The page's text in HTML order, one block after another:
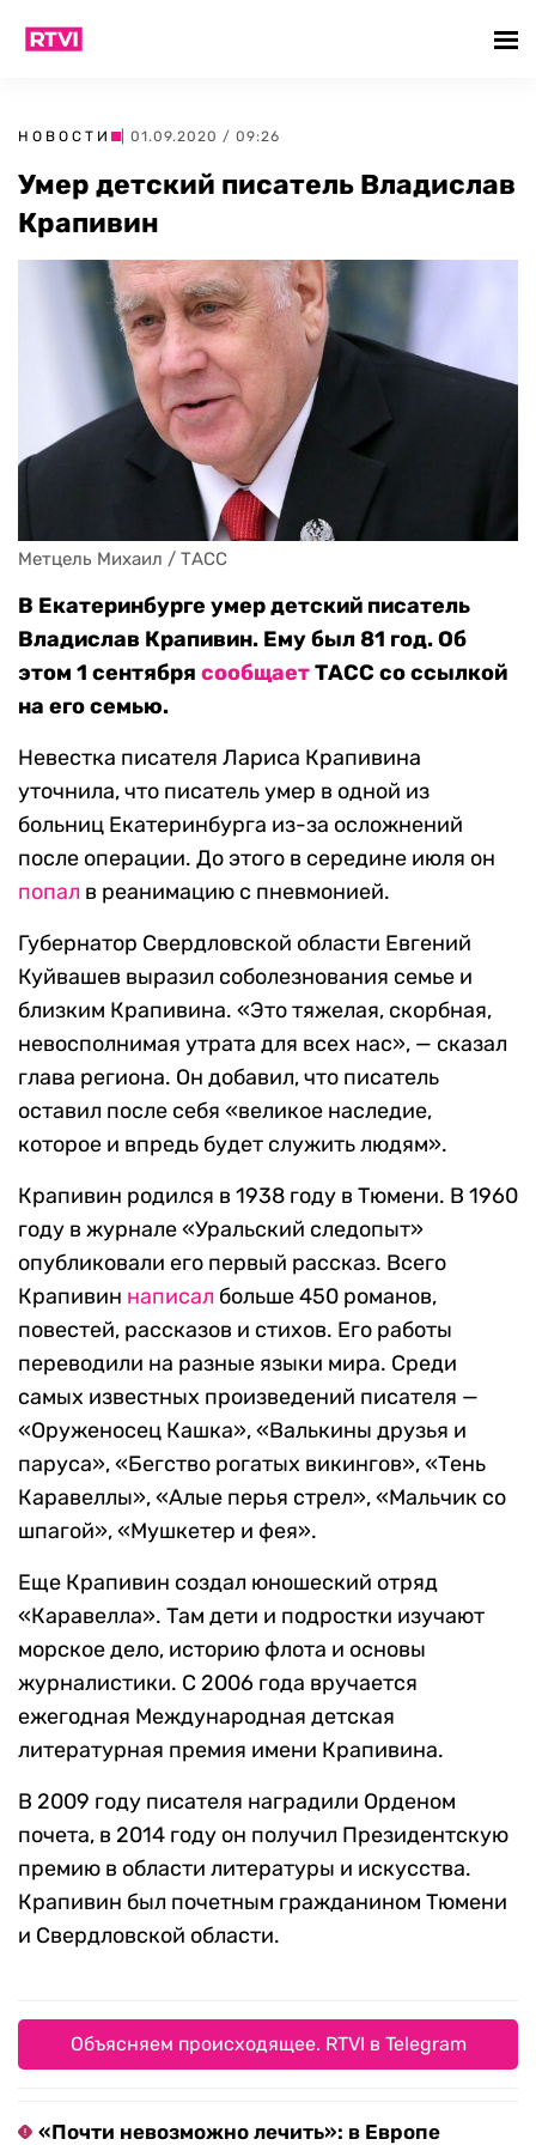
НОВОСТИ | 01.09.2020 / 09:26
Умер детский писатель Владислав
Крапивин
Метцель Михаил / ТАСС
В Екатеринбурге умер детский писатель
Владислав Крапивин. Ему был 81 год. Об
этом 1 сентября сообщаетТАСС со ссылкой
на его семью.
Невестка писателя Лариса Крапивина
уточнила, что писатель умер в одной из
больниц Екатеринбурга из-за осложнений
после операции. До этого в середине июля он
попал в реанимацию с пневмонией.
Губернатор Свердловской области Евгений
Куйвашев выразил соболезнования семье и
близким Крапивина. «Это тяжелая, скорбная,
невосполнимая утрата для всех нас», — сказал
глава региона. Он добавил, что писатель
оставил после себя «великое наследие,
которое и впредь будет служить людям».
Крапивин родился в 1938 году в Тюмени. В 1960
году в журнале «Уральский следопыт»
опубликовали его первый рассказ. Всего
Крапивин написал больше 450 романов,
повестей, рассказов и стихов. Его работы
переводили на разные языки мира. Среди
самых известных произведений писателя —
«Оруженосец Кашка», «Валькины друзья и
паруса», «Бегство рогатых викингов», «Тень
Каравеллы», «Алые перья стрел», «Мальчик со
шпагой», «Мушкетер и фея».
Еще Крапивин создал юношеский отряд
«Каравелла». Там дети и подростки изучают
морское дело, историю флота и основы
журналистики. С 2006 года вручается
ежегодная Международная детская
литературная премия имени Крапивина.
В 2009 году писателя наградили Орденом
почета, в 2014 году он получил Президентскую
премию в области литературы и искусства.
Крапивин был почетным гражданином Тюмени
и Свердловской области.
Объясняем происходящее. RTVI в Telegram
«Почти невозможно лечить»: в Европе